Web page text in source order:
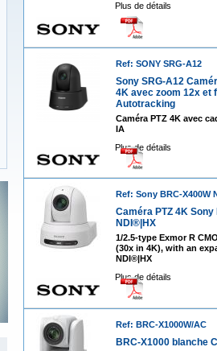
Plus de détails
Ref: SONY SRG-A12
Sony SRG-A12
4K avec zoom 12x et
Autotracking
Caméra PTZ 4K avec
IA
Plus de détails
Ref: Sony BRC-X400W
Caméra PTZ 4K Sony
NDI®|HX
1/2.5-type Exmor R
(30x in 4K), with an
NDI®|HX
Plus de détails
Ref: BRC-X1000W/AC
BRC-X1000 blanche